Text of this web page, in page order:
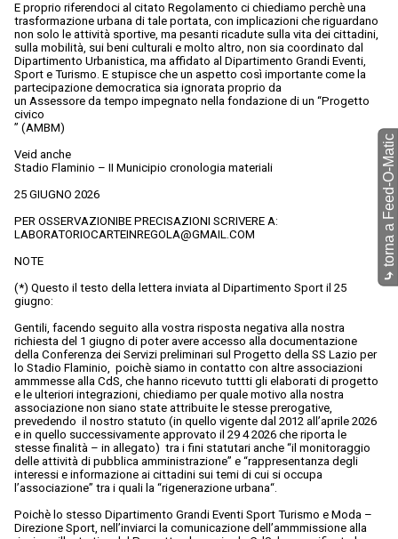
E proprio riferendoci al citato Regolamento ci chiediamo perchè una
trasformazione urbana di tale portata, con implicazioni che riguardano
non solo le attività sportive, ma pesanti ricadute sulla vita dei cittadini,
sulla mobilità, sui beni culturali e molto altro, non sia coordinato dal
Dipartimento Urbanistica, ma affidato al Dipartimento Grandi Eventi,
Sport e Turismo. E stupisce che un aspetto così importante come la
partecipazione democratica sia ignorata proprio da
un Assessore da tempo impegnato nella fondazione di un “Progetto
civico
” (AMBM)
Veid anche
Stadio Flaminio – II Municipio cronologia materiali
25 GIUGNO 2026
PER OSSERVAZIONIBE PRECISAZIONI SCRIVERE A:
LABORATORIOCARTEINREGOLA@GMAIL.COM
NOTE
(*) Questo il testo della lettera inviata al Dipartimento Sport il 25
giugno:
Gentili, facendo seguito alla vostra risposta negativa alla nostra
richiesta del 1 giugno di poter avere accesso alla documentazione
della Conferenza dei Servizi preliminari sul Progetto della SS Lazio per
lo Stadio Flaminio, poichè siamo in contatto con altre associazioni
ammmesse alla CdS, che hanno ricevuto tuttti gli elaborati di progetto
e le ulteriori integrazioni, chiediamo per quale motivo alla nostra
associazione non siano state attribuite le stesse prerogative,
prevedendo il nostro statuto (in quello vigente dal 2012 all’aprile 2026
e in quello successivamente approvato il 29 4 2026 che riporta le
stesse finalità – in allegato) tra i fini statutari anche “il monitoraggio
delle attività di pubblica amministrazione” e “rappresentanza degli
interessi e informazione ai cittadini sui temi di cui si occupa
l’associazione” tra i quali la “rigenerazione urbana“.
Poichè lo stesso Dipartimento Grandi Eventi Sport Turismo e Moda –
Direzione Sport, nell’inviarci la comunicazione dell’ammmissione alla
⤷
torna a Feed-O-Matic